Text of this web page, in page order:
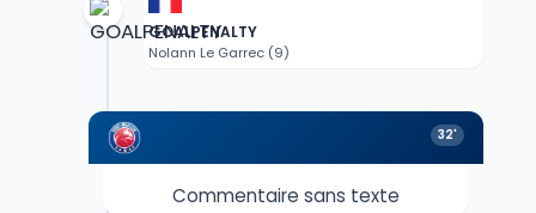
GOALPENALTY
Nolann Le Garrec (9)
32'
Commentaire sans texte